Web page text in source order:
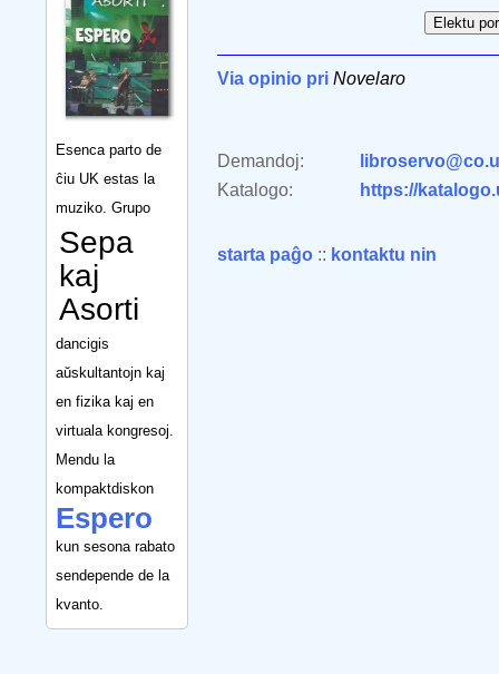
Esenca parto de
ĉiu UK estas la
muziko. Grupo
Sepa
kaj
Asorti
dancigis
aŭskultantojn kaj
en fizika kaj en
virtuala kongresoj.
Mendu la
kompaktdiskon
Espero
kun sesona rabato
sendepende de la
kvanto.
Via opinio pri Novelaro
Demandoj:
Katalogo:
https://
starta paĝo :: kontaktu nin